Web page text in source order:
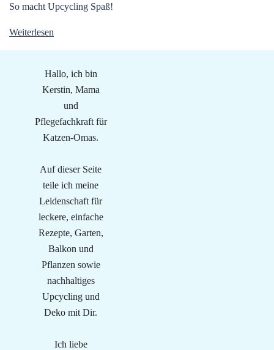
So macht Upcycling Spaß!
Weiterlesen
Hallo, ich bin
Kerstin, Mama
und
Pflegefachkraft für
Katzen-Omas.
Auf dieser Seite
teile ich meine
Leidenschaft für
leckere, einfache
Rezepte, Garten,
Balkon und
Pflanzen sowie
nachhaltiges
Upcycling und
Deko mit Dir.
Ich liebe